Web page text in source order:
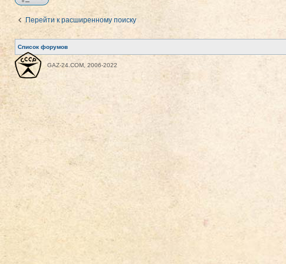
Перейти к расширенному поиску
Список форумов
GAZ-24.COM, 2006-2022